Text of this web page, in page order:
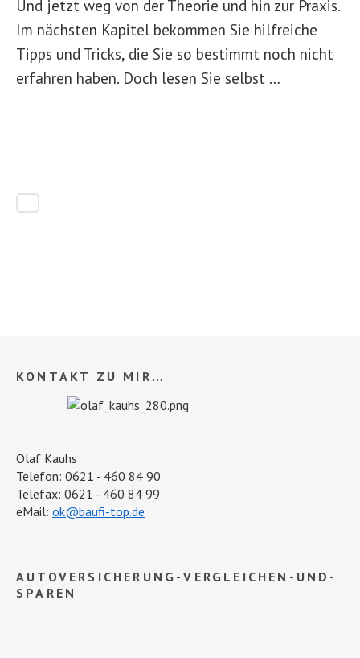
Und jetzt weg von der Theorie und hin zur Praxis.
Im nächsten Kapitel bekommen Sie hilfreiche
Tipps und Tricks, die Sie so bestimmt noch nicht
erfahren haben. Doch lesen Sie selbst …
KONTAKT ZU MIR…
Olaf Kauhs
Telefon: 0621 - 460 84 90
Telefax: 0621 - 460 84 99
eMail: ok@baufi-top.de
AUTOVERSICHERUNG-VERGLEICHEN-UND-
SPAREN